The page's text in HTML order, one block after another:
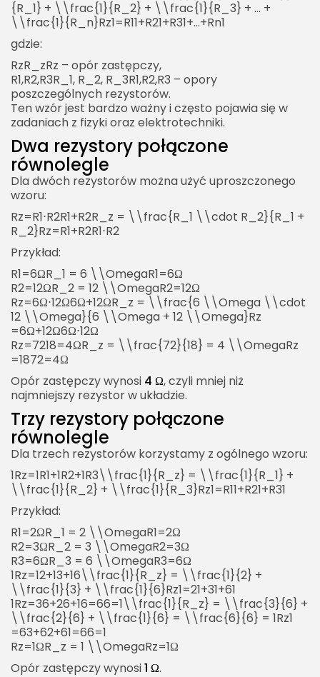
{R_1} + \\frac{1}{R_2} + \\frac{1}{R_3} + … +
\\frac{1}{R_n}Rz​1​=R1​1​+R2​1​+R3​1​+…+Rn​1​
gdzie:
RzR_zRz​ – opór zastępczy,
R1,R2,R3R_1, R_2, R_3R1​,R2​,R3​ – opory
poszczególnych rezystorów.
Ten wzór jest bardzo ważny i często pojawia się w
zadaniach z fizyki oraz elektrotechniki.
Dwa rezystory połączone
równolegle
Dla dwóch rezystorów można użyć uproszczonego
wzoru:
Rz=R1⋅R2R1+R2R_z = \\frac{R_1 \\cdot R_2}{R_1 +
R_2}Rz​=R1​+R2​R1​⋅R2​​
Przykład:
R1=6ΩR_1 = 6 \\OmegaR1​=6Ω
R2=12ΩR_2 = 12 \\OmegaR2​=12Ω
Rz=6Ω⋅12Ω6Ω+12ΩR_z = \\frac{6 \\Omega \\cdot
12 \\Omega}{6 \\Omega + 12 \\Omega}Rz​
=6Ω+12Ω6Ω⋅12Ω​
Rz=7218=4ΩR_z = \\frac{72}{18} = 4 \\OmegaRz​
=1872​=4Ω
Opór zastępczy wynosi 4 Ω, czyli mniej niż
najmniejszy rezystor w układzie.
Trzy rezystory połączone
równolegle
Dla trzech rezystorów korzystamy z ogólnego wzoru:
1Rz=1R1+1R2+1R3\\frac{1}{R_z} = \\frac{1}{R_1} +
\\frac{1}{R_2} + \\frac{1}{R_3}Rz​1​=R1​1​+R2​1​+R3​1​
Przykład:
R1=2ΩR_1 = 2 \\OmegaR1​=2Ω
R2=3ΩR_2 = 3 \\OmegaR2​=3Ω
R3=6ΩR_3 = 6 \\OmegaR3​=6Ω
1Rz=12+13+16\\frac{1}{R_z} = \\frac{1}{2} +
\\frac{1}{3} + \\frac{1}{6}Rz​1​=21​+31​+61​
1Rz=36+26+16=66=1\\frac{1}{R_z} = \\frac{3}{6} +
\\frac{2}{6} + \\frac{1}{6} = \\frac{6}{6} = 1Rz​1​
=63​+62​+61​=66​=1
Rz=1ΩR_z = 1 \\OmegaRz​=1Ω
Opór zastępczy wynosi1 Ω.